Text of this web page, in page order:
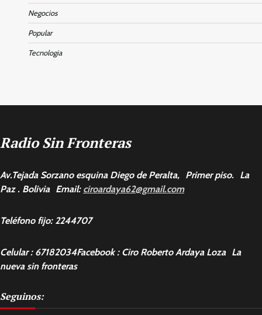
Negocios
Popular
Tecnologia
Radio Sin Fronteras
Av.Tejada Sorzano esquina Diego de Peralta, Primer piso. La
Paz . Bolivia Email: ciroardaya62@gmail.com
Teléfono fijo: 2244707
Celular : 67182034Facebook : Ciro Roberto Ardaya Loza La
nueva sin fronteras
Seguinos: